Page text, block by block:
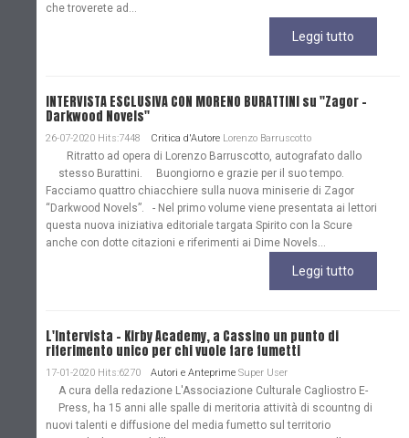
che troverete ad...
Leggi tutto
INTERVISTA ESCLUSIVA CON MORENO BURATTINI su "Zagor -
Darkwood Novels"
26-07-2020 Hits:7448 Critica d'Autore Lorenzo Barruscotto
Ritratto ad opera di Lorenzo Barruscotto, autografato dallo
stesso Burattini. Buongiorno e grazie per il suo tempo.
Facciamo quattro chiacchiere sulla nuova miniserie di Zagor
“Darkwood Novels”. - Nel primo volume viene presentata ai lettori
questa nuova iniziativa editoriale targata Spirito con la Scure
anche con dotte citazioni e riferimenti ai Dime Novels...
Leggi tutto
L'Intervista - Kirby Academy, a Cassino un punto di
riferimento unico per chi vuole fare fumetti
17-01-2020 Hits:6270 Autori e Anteprime Super User
A cura della redazione L'Associazione Culturale Cagliostro E-
Press, ha 15 anni alle spalle di meritoria attività di scountng di
nuovi talenti e diffusione del media fumetto sul territorio